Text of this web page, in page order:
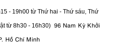
- 19h00 từ Thứ hai - Thứ sáu, Thứ
từ 8h30 - 16h30) 96 Nam Kỳ Khởi
Hồ Chí Minh